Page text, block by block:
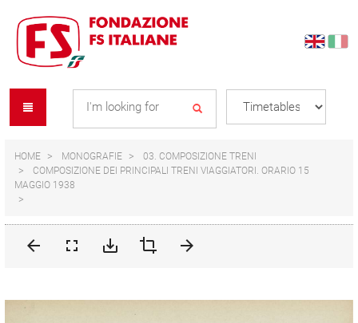
content
navigation
menu
HOME MONOGRAFIE
03. COMPOSIZIONE TRENI
COMPOSIZIONE DEI PRINCIPALI TRENI VIAGGIATORI. ORARIO 15
MAGGIO 1938